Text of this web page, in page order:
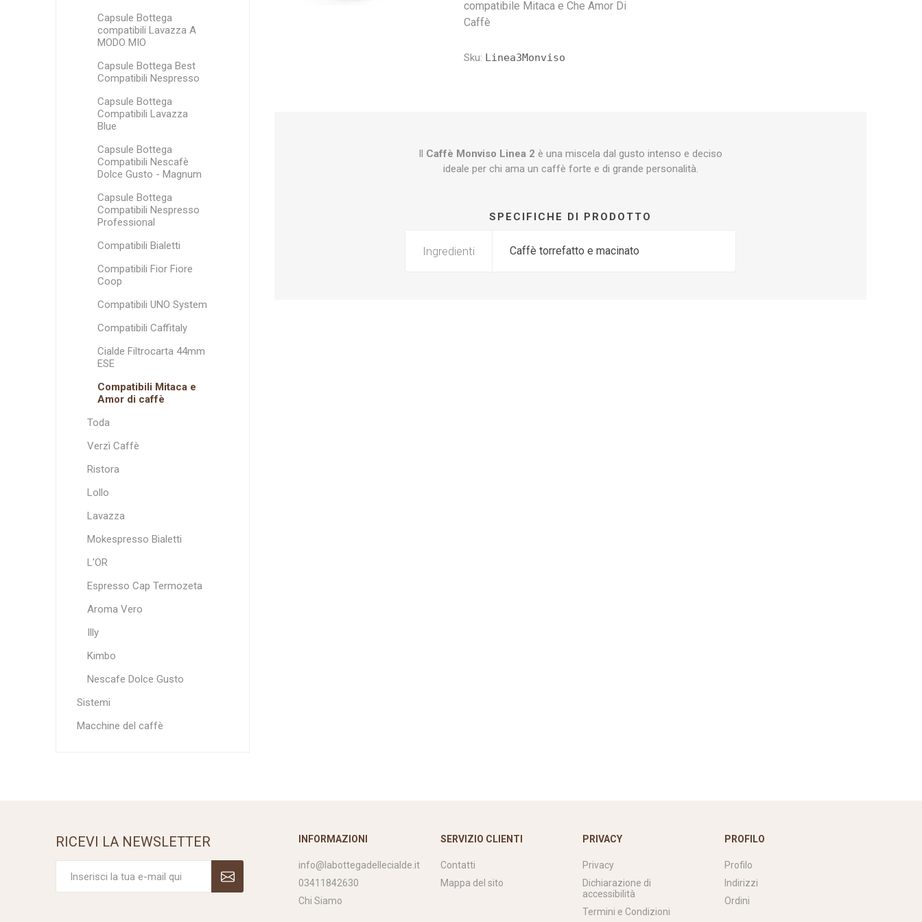
compatibile Mitaca e Che Amor Di
Caffè
Sku: Linea3Monviso
Il Caffè Monviso Linea 2 è una miscela dal gusto intenso e deciso
ideale per chi ama un caffè forte e di grande personalità.
SPECIFICHE DI PRODOTTO
Ingredienti Caffè torrefatto e macinato
Capsule Bottega
compatibili Lavazza A
MODO MIO
Capsule Bottega Best
Compatibili Nespresso
Capsule Bottega
Compatibili Lavazza
Blue
Capsule Bottega
Compatibili Nescafè
Dolce Gusto - Magnum
Capsule Bottega
Compatibili Nespresso
Professional
Compatibili Bialetti
Compatibili Fior Fiore
Coop
Compatibili UNO System
Compatibili Caffitaly
Cialde Filtrocarta 44mm
ESE
Compatibili Mitaca e
Amor di caffè
Toda
Verzì Caffè
Ristora
Lollo
Lavazza
Mokespresso Bialetti
L'OR
Espresso Cap Termozeta
Aroma Vero
Illy
Kimbo
Nescafe Dolce Gusto
Sistemi
Macchine del caffè
RICEVI LA NEWSLETTER INFORMAZIONI
info@labottegadellecialde.it
03411842630
Chi Siamo
SERVIZIO CLIENTI
Contatti
Mappa del sito
PRIVACY
Privacy
Dichiarazione di
accessibilità
Termini e Condizioni
PROFILO
Profilo
Indirizzi
Ordini